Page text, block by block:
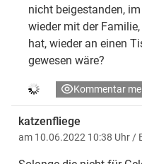
nicht beigestanden,
wieder mit der
hat, wieder an einen
gewesen wäre?
Kommentar
katzenfliege
am 10.06.2022 10:38 Uhr /